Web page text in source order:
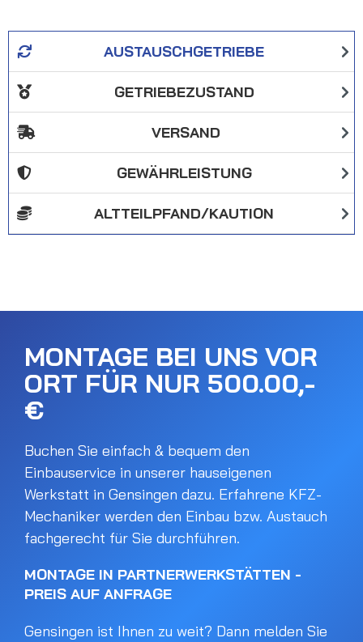
AUSTAUSCHGETRIEBE
GETRIEBEZUSTAND
VERSAND
GEWÄHRLEISTUNG
ALTTEILPFAND/KAUTION
MONTAGE BEI UNS VOR
ORT FÜR NUR 500.00,-
€
Buchen Sie einfach & bequem den
Einbauservice in unserer hauseigenen
Werkstatt in Gensingen dazu. Erfahrene KFZ-
Mechaniker werden den Einbau bzw. Austauch
fachgerecht für Sie durchführen.
MONTAGE IN PARTNERWERKSTÄTTEN -
PREIS AUF ANFRAGE
Gensingen ist Ihnen zu weit? Dann melden Sie